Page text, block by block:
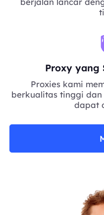
Proxy yang
Proxies kami
berkualitas tinggi
dapat